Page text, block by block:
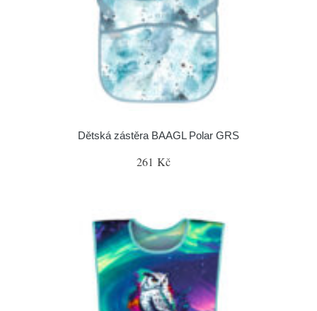
Dětská zástěra BAAGL Polar GRS
261 Kč